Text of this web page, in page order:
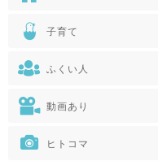
子育て
ふくい人
動画あり
ヒトコマ